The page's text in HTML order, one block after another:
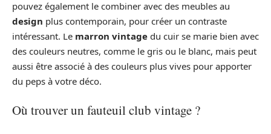
pouvez également le combiner avec des meubles au
design plus contemporain, pour créer un contraste
intéressant. Le marron vintage du cuir se marie bien avec
des couleurs neutres, comme le gris ou le blanc, mais peut
aussi être associé à des couleurs plus vives pour apporter
du peps à votre déco.
Où trouver un fauteuil club vintage ?